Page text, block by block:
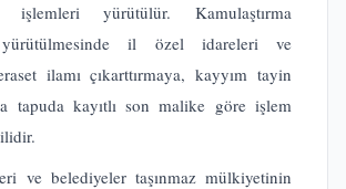
işlemleri yürütülür. Kamulaştırma
il özel idareleri ve
ilamı çıkarttırmaya, kayyım tayin
tapuda kayıtlı son malike göre işlem
ve belediyeler taşınmaz mülkiyetinin